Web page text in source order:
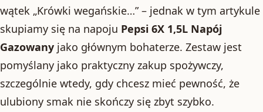
wątek „Krówki wegańskie…” – jednak w tym artykule
skupiamy się na napoju Pepsi 6X 1,5L Napój
Gazowany jako głównym bohaterze. Zestaw jest
pomyślany jako praktyczny zakup spożywczy,
szczególnie wtedy, gdy chcesz mieć pewność, że
ulubiony smak nie skończy się zbyt szybko.